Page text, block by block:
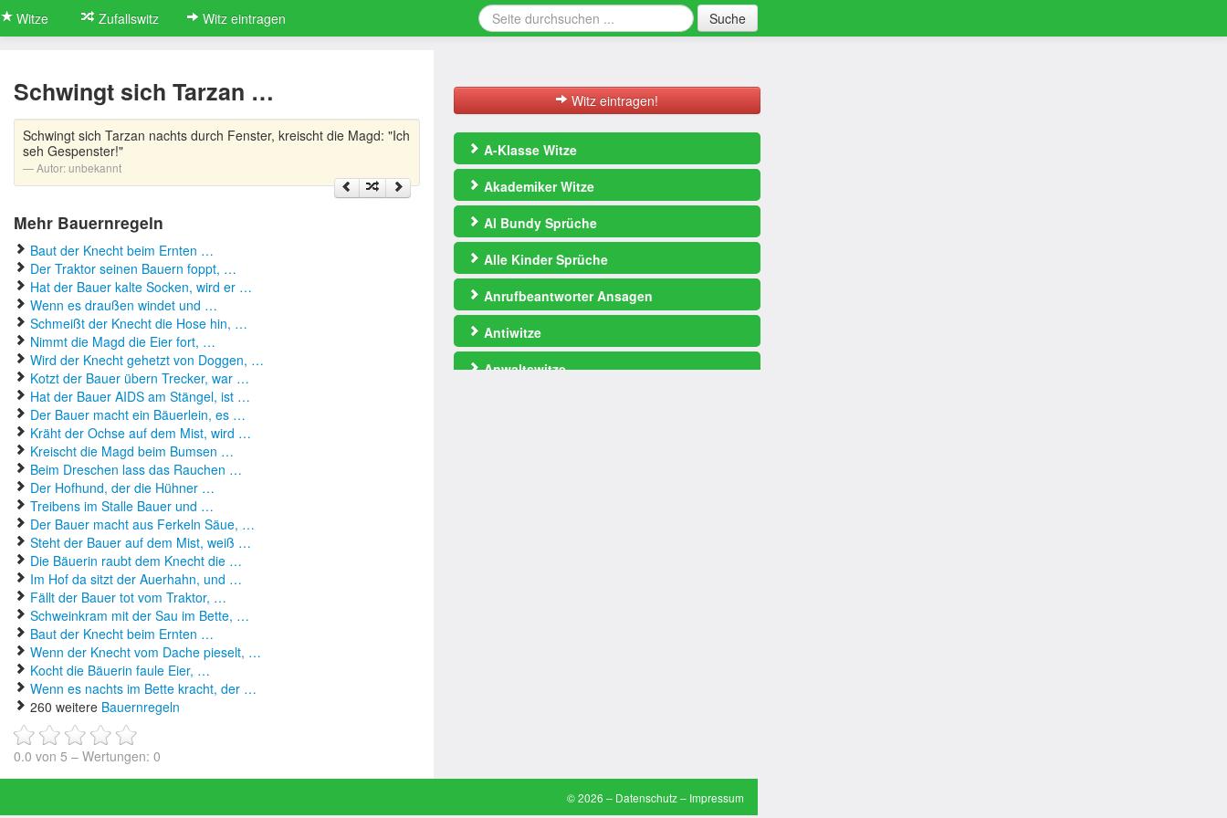
Witze Zufallswitz Witz eintragen Suche
Schwingt sich Tarzan …
Schwingt sich Tarzan nachts durch Fenster, kreischt die Magd: "Ich
seh Gespenster!"
Autor:unbekannt
Mehr Bauernregeln
Baut der Knecht beim Ernten …
Der Traktor seinen Bauern foppt, …
Hat der Bauer kalte Socken, wird er …
Wenn es draußen windet und …
Schmeißt der Knecht die Hose hin, …
Nimmt die Magd die Eier fort, …
Wird der Knecht gehetzt von Doggen, …
Kotzt der Bauer übern Trecker, war …
Hat der Bauer AIDS am Stängel, ist …
Der Bauer macht ein Bäuerlein, es …
Kräht der Ochse auf dem Mist, wird …
Kreischt die Magd beim Bumsen …
Beim Dreschen lass das Rauchen …
Der Hofhund, der die Hühner …
Treibens im Stalle Bauer und …
Der Bauer macht aus Ferkeln Säue, …
Steht der Bauer auf dem Mist, weiß …
Die Bäuerin raubt dem Knecht die …
Im Hof da sitzt der Auerhahn, und …
Fällt der Bauer tot vom Traktor, …
Schweinkram mit der Sau im Bette, …
Baut der Knecht beim Ernten …
Wenn der Knecht vom Dache pieselt, …
Kocht die Bäuerin faule Eier, …
Wenn es nachts im Bette kracht, der …
260 weitere Bauernregeln
0.0 von 5 – Wertungen: 0
Witz eintragen!
A-Klasse Witze
Akademiker Witze
Al Bundy Sprüche
Alle Kinder Sprüche
Anrufbeantworter Ansagen
Antiwitze
Anwaltswitze
Blondinenwitze
© 2026 – Datenschutz– Impressum